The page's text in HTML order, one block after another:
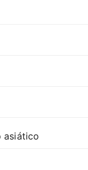
asiático